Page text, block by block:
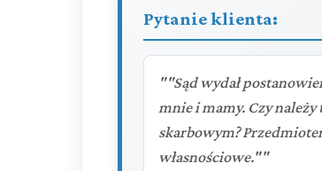
Pytanie klienta:
""Sąd wydał
mnie i mamy. Czy
skarbowym?
własnościowe.""